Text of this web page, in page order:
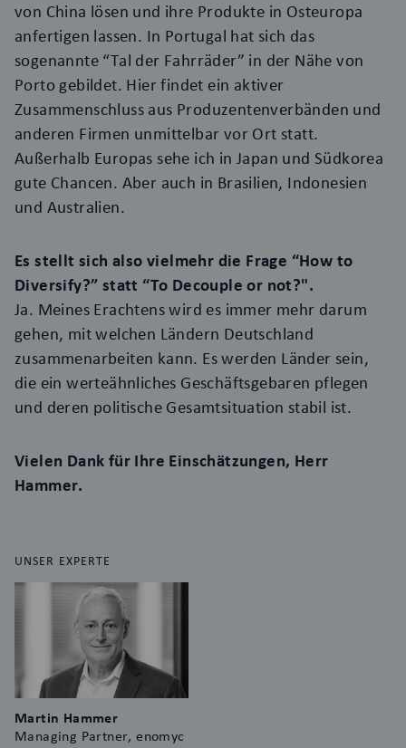
von China lösen und ihre Produkte in Osteuropa
anfertigen lassen. In Portugal hat sich das
sogenannte “Tal der Fahrräder” in der Nähe von
Porto gebildet. Hier findet ein aktiver
Zusammenschluss aus Produzentenverbänden und
anderen Firmen unmittelbar vor Ort statt.
Außerhalb Europas sehe ich in Japan und Südkorea
gute Chancen. Aber auch in Brasilien, Indonesien
und Australien.
Es stellt sich also vielmehr die Frage “How to
Diversify?” statt “To Decouple or not?".
Ja. Meines Erachtens wird es immer mehr darum
gehen, mit welchen Ländern Deutschland
zusammenarbeiten kann. Es werden Länder sein,
die ein werteähnliches Geschäftsgebaren pflegen
und deren politische Gesamtsituation stabil ist.
Vielen Dank für Ihre Einschätzungen, Herr
Hammer.
UNSER EXPERTE
Martin Hammer
Managing Partner, enomyc